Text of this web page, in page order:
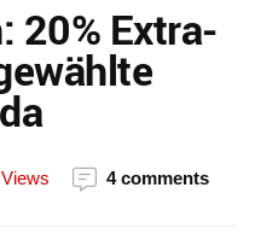
20% Extra-
Views 4 comments